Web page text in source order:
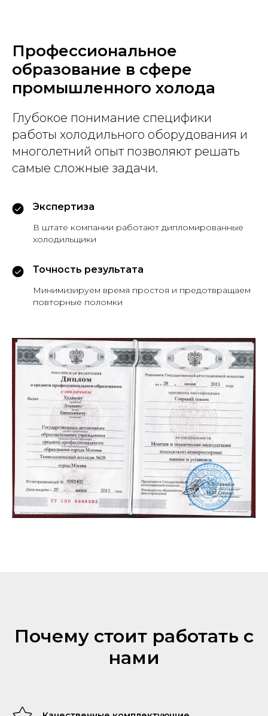
Профессиональное
образование в сфере
промышленного холода
Глубокое понимание специфики
работы холодильного оборудования и
многолетний опыт позволяют решать
самые сложные задачи.
Экспертиза
В штате компании работают дипломированные
холодильщики
Точность результата
Минимизируем время простоя и предотвращаем
повторные поломки
Почему стоит работать с
нами